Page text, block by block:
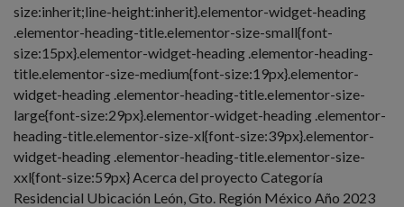
size:inherit;line-height:inherit}.elementor-widget-heading
.elementor-heading-title.elementor-size-small{font-
size:15px}.elementor-widget-heading .elementor-heading-
title.elementor-size-medium{font-size:19px}.elementor-
widget-heading .elementor-heading-title.elementor-size-
large{font-size:29px}.elementor-widget-heading .elementor-
heading-title.elementor-size-xl{font-size:39px}.elementor-
widget-heading .elementor-heading-title.elementor-size-
xxl{font-size:59px} Acerca del proyecto Categoría
Residencial Ubicación León, Gto. Región México Año 2023